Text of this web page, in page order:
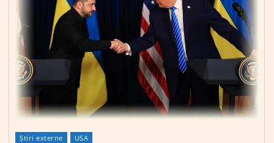
Știri externe USA